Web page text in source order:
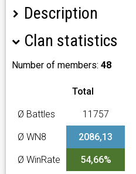
Description
Jsme stabilní česko-
orientovaný na Clan Wars
Klan založený na bonusech.
Diplomacy:
Zetk000_eXots
Pekar_CZ
CW, SH, Ofenzívy,
Clan statistics
Number of members: 48
Total
Ø Battles 11757
Ø WN8 2086,13
Ø WinRate 54,66%